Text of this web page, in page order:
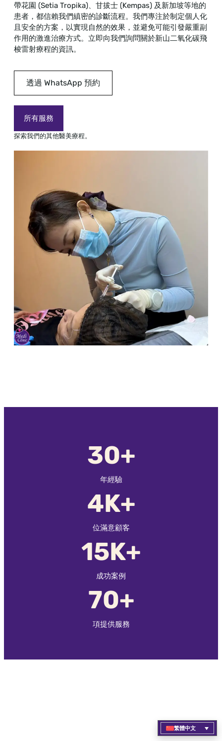
帶花園 (Setia Tropika)、甘拔士 (Kempas) 及新加坡等地的
患者，都信賴我們縝密的診斷流程。我們專注於制定個人化
且安全的方案，以實現自然的效果，並避免可能引發嚴重副
作用的激進治療方式。立即向我們詢問關於新山二氧化碳飛
梭雷射療程的資訊。
透過 WhatsApp 預約
所有服務
探索我們的其他醫美療程。
30+
年經驗
4K+
位滿意顧客
15K+
成功案例
70+
項提供服務
繁體中文